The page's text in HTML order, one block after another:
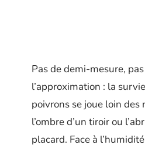
Pas de demi-mesure,
l’approximation : la
poivrons se joue loin des
l’ombre d’un tiroir ou
placard. Face à